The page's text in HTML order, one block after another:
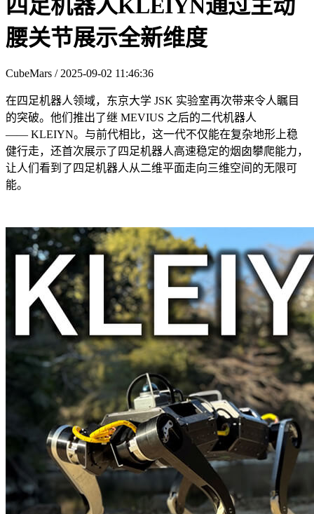
四足机器人KLEIYN通过主动
腰关节展示全新维度
CubeMars / 2025-09-02 11:46:36
在四足机器人领域，东京大学 JSK 实验室再次带来令人瞩目
的突破。他们推出了继 MEVIUS 之后的二代机器人
—— KLEIYN。与前代相比，这一代不仅能在复杂地形上稳
健行走，还首次展示了四足机器人高速稳定的烟囱攀爬能力，
让人们看到了四足机器人从二维平面走向三维空间的无限可
能。